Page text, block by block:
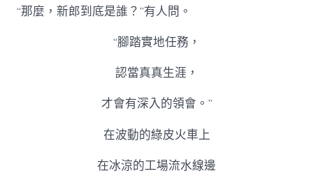
“那麼，新郎到底是誰？”有人問。
“腳踏實地任務，
認當真真生涯，
才會有深入的領會。”
在波動的綠皮火車上
在冰涼的工場流水線邊